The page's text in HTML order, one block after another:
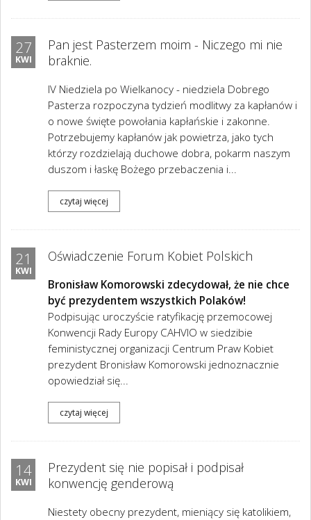
27
KWI
Pan jest Pasterzem moim - Niczego mi nie
braknie.
IV Niedziela po Wielkanocy - niedziela Dobrego
Pasterza rozpoczyna tydzień modlitwy za kapłanów i
o nowe święte powołania kapłańskie i zakonne.
Potrzebujemy kapłanów jak powietrza, jako tych
którzy rozdzielają duchowe dobra, pokarm naszym
duszom i łaskę Bożego przebaczenia i...
czytaj więcej
21
KWI
Oświadczenie Forum Kobiet Polskich
Bronisław Komorowski zdecydował, że nie chce
być prezydentem wszystkich Polaków!
Podpisując uroczyście ratyfikację przemocowej
Konwencji Rady Europy CAHVIO w siedzibie
feministycznej organizacji Centrum Praw Kobiet
prezydent Bronisław Komorowski jednoznacznie
opowiedział się...
czytaj więcej
14
KWI
Prezydent się nie popisał i podpisał
konwencję genderową
Niestety obecny prezydent, mieniący się katolikiem,